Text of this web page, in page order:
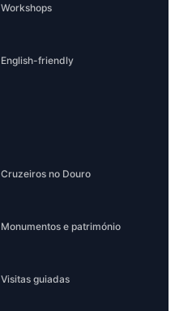
Workshops
English-friendly
Cruzeiros no Douro
Monumentos e património
Visitas guiadas